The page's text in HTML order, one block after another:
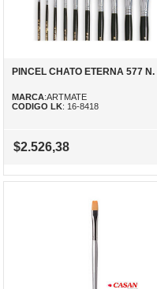
PINCEL CHATO ETERNA 577 N.
MARCA:ARTMATE
CODIGO LK: 16-8418
$2.526,38